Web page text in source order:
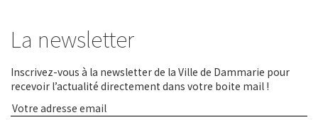
La newsletter
Inscrivez-vous à la newsletter de la Ville de Dammarie pour
recevoir l’actualité directement dans votre boite mail !